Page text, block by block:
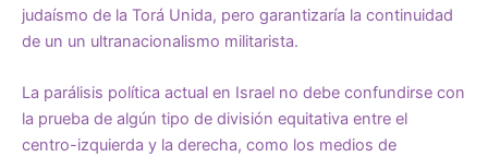
judaísmo de la Torá Unida, pero garantizaría la continuidad
de un un ultranacionalismo militarista.
La parálisis política actual en Israel no debe confundirse con
la prueba de algún tipo de división equitativa entre el
centro-izquierda y la derecha, como los medios de